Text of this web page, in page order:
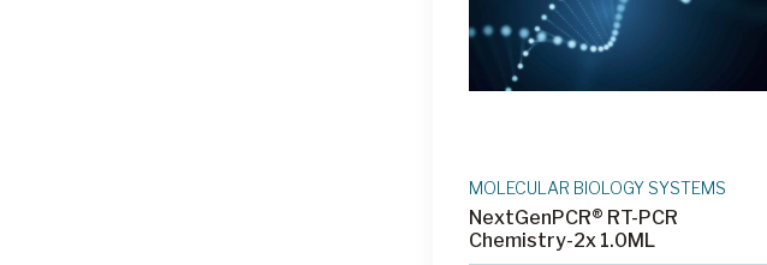
MOLECULAR BIOLOGY SYSTEMS
NextGenPCR® RT-PCR
Chemistry-2x 1.0ML